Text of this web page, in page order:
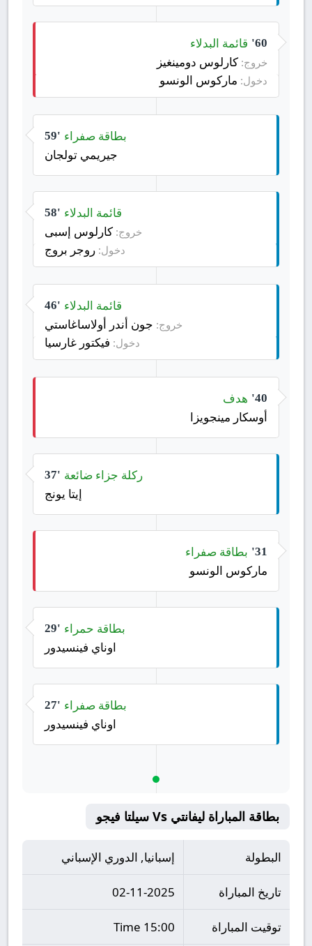
60' قائمة البدلاء
خروج: كارلوس دومينغيز
دخول: ماركوس الونسو
59' بطاقة صفراء
جيريمي تولجان
58' قائمة البدلاء
خروج: كارلوس إسبى
دخول: روجر بروج
46' قائمة البدلاء
خروج: جون أندر أولاساغاستي
دخول: فيكتور غارسيا
40' هدف
أوسكار مينجويزا
37' ركلة جزاء ضائعة
إيتا يونج
31' بطاقة صفراء
ماركوس الونسو
29' بطاقة حمراء
اوناي فينسيدور
27' بطاقة صفراء
اوناي فينسيدور
بطاقة المباراة ليفانتي Vs سيلتا فيجو
البطولة إسبانيا, الدوري الإسباني
تاريخ المباراة 02-11-2025
توقيت المباراة 15:00 Time